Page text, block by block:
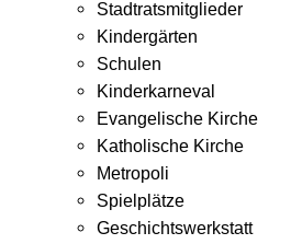
Stadtratsmitglieder
Kindergärten
Schulen
Kinderkarneval
Evangelische Kirche
Katholische Kirche
Metropoli
Spielplätze
Geschichtswerkstatt